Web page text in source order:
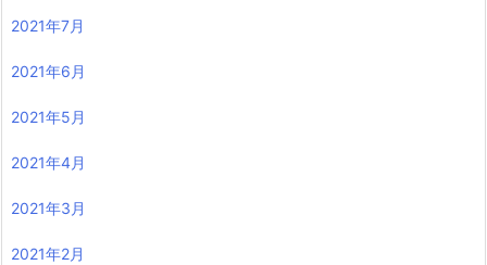
2021年7月
2021年6月
2021年5月
2021年4月
2021年3月
2021年2月